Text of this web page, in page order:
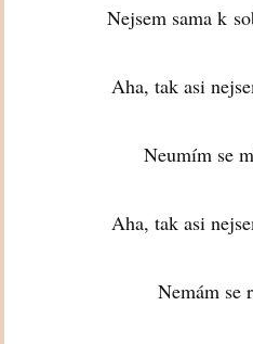
Nejsem sama k
Aha, tak asi
Neumím se
Aha, tak asi
Nemám se